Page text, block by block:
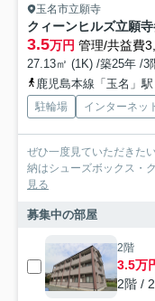
玉名市立願寺
クィーンヒルズ立願
3.5万円 管理/共益費
27.13㎡ (1K) /築25年 /3
鹿児島本線「玉名」
駐輪場 インターネッ
ぜひ一度見ていただきた
納はシューズボックス・
見る
募集中の部屋
2階
3.5万
2階 /